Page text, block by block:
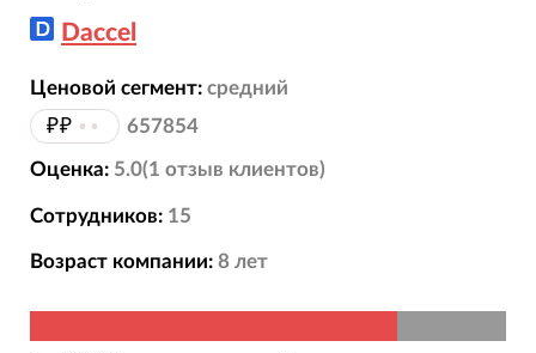
Daccel
Ценовой сегмент: средний
₽₽ •• 657854
Оценка: 5.0(1 отзыв клиентов)
Сотрудников: 15
Возраст компании: 8 лет